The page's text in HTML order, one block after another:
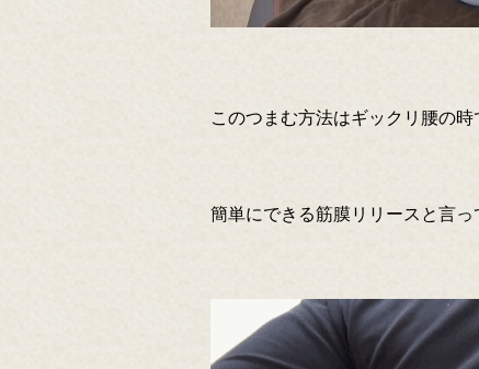
このつまむ方法はギックリ腰の
簡単にできる筋膜リリースと言っ